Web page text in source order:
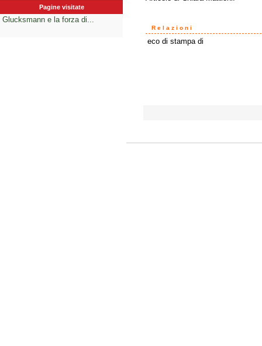
Pagine visitate
Glucksmann e la forza di...
Relazioni
eco di stampa di